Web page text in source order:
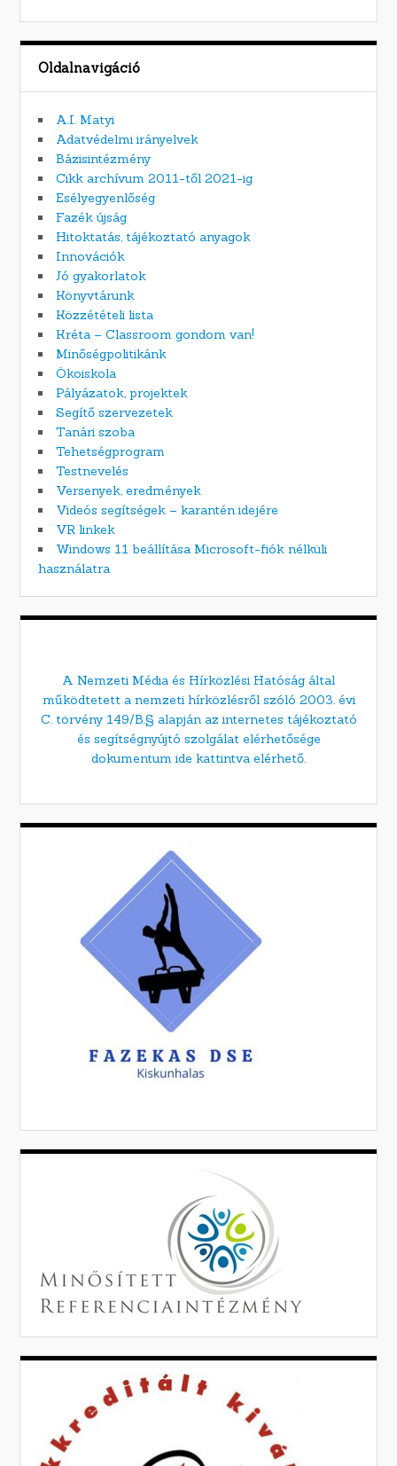
Oldalnavigáció
A.I. Matyi
Adatvédelmi irányelvek
Bázisintézmény
Cikk archívum 2011-től 2021-ig
Esélyegyenlőség
Fazék újság
Hitoktatás, tájékoztató anyagok
Innovációk
Jó gyakorlatok
Könyvtárunk
Közzétételi lista
Kréta – Classroom gondom van!
Minőségpolitikánk
Ökoiskola
Pályázatok, projektek
Segítő szervezetek
Tanári szoba
Tehetségprogram
Testnevelés
Versenyek, eredmények
Videós segítségek – karantén idejére
VR linkek
Windows 11 beállítása Microsoft-fiók nélküli
használatra
A Nemzeti Média és Hírközlési Hatóság által
működtetett a nemzeti hírközlésről szóló 2003. évi
C. törvény 149/B.§ alapján az internetes tájékoztató
és segítségnyújtó szolgálat elérhetősége
dokumentum ide kattintva elérhető.